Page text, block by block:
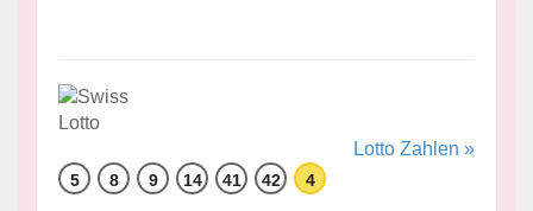
Lotto Zahlen »
5 8 9 14 41 42 4